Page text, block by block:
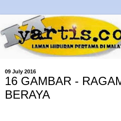
09 July 2016
16 GAMBAR -
BERAYA